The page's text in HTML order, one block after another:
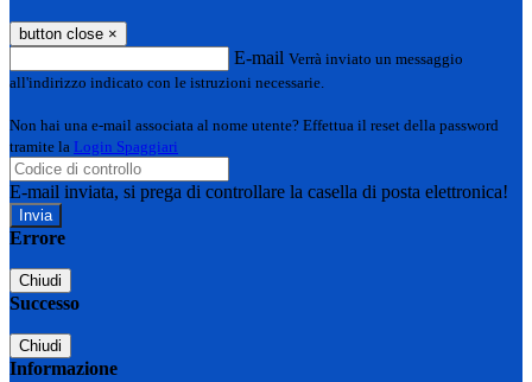
button close ×
E-mail Verrà inviato un messaggio
all'indirizzo indicato con le istruzioni necessarie.
Non hai una e-mail associata al nome utente? Effettua il reset della password
tramite la Login Spaggiari
E-mail inviata, si prega di controllare la casella di posta elettronica!
Errore
Chiudi
Successo
Chiudi
Informazione